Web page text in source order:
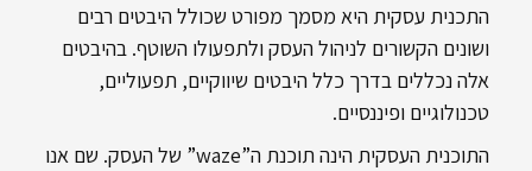
התכנית עסקית היא מסמך מפורט שכולל היבטים רבים
ושונים הקשורים לניהול העסק ולתפעולו השוטף. בהיבטים
אלה נכללים בדרך כלל היבטים שיווקיים, תפעוליים,
טכנולוגיים ופיננסיים.
התוכנית העסקית הינה תוכנת ה”waze” של העסק. שם אנו